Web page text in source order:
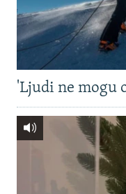
'Ljudi ne mogu